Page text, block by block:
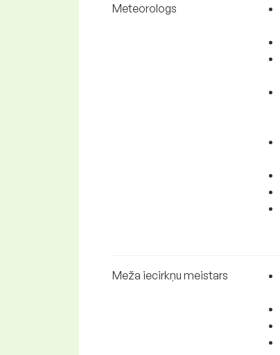
Meteorologs
Meža iecirkņu meistars